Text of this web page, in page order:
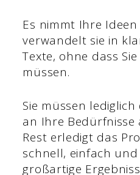
Es nimmt Ihre
verwandelt sie in
Texte, ohne dass
müssen.
Sie müssen
an Ihre Bedürfnisse
Rest erledigt das
schnell, einfach
großartige